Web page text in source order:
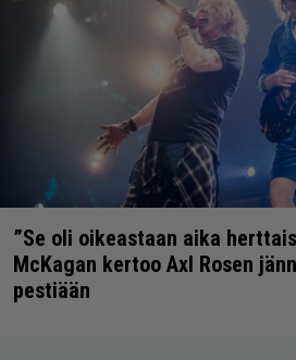
”Se oli oikeastaan aika
McKagan kertoo Axl Rosen
pestiään